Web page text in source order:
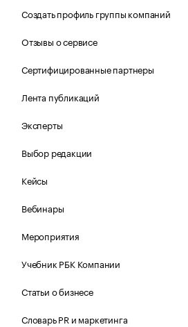
Создать профиль группы компаний
Отзывы о сервисе
Сертифицированные партнеры
Лента публикаций
Эксперты
Выбор редакции
Кейсы
Вебинары
Мероприятия
Учебник РБК Компании
Статьи о бизнесе
Словарь PR и маркетинга